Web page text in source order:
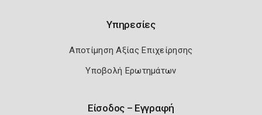
Υπηρεσίες
Αποτίμηση Αξίας Επιχείρησης
Υποβολή Ερωτημάτων
Είσοδος – Εγγραφή